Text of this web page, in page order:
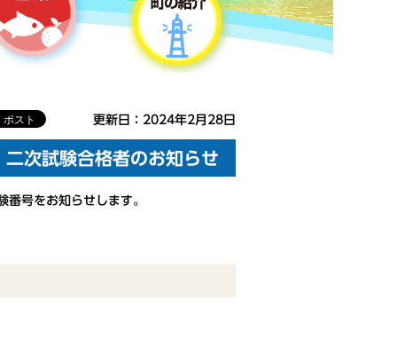
更新日：2024年2月28日
次試験合格者のお知らせ
号をお知らせします。